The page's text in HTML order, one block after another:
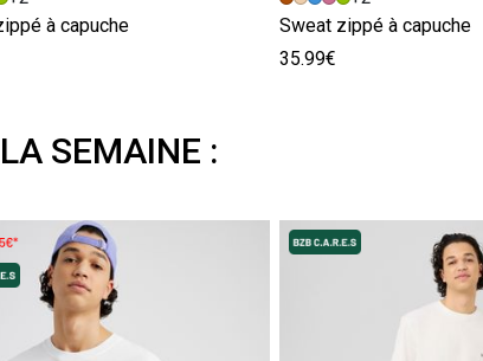
à capuche
Sweat zippé à capuche
35.99€
SEMAINE :